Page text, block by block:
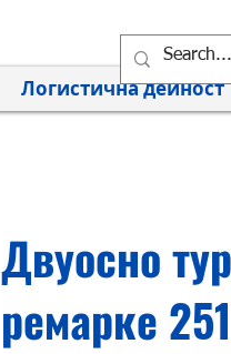
Логистична дейност
Двуосно
ремарке